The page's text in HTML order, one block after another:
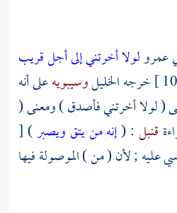
عمرولولا أخرتني إلى أجل قريب
الخليلوسيبويهعلى أنه
( لولا أخرتني فأصدق ) ومعنى (
قنبل : (إنه من يتق ويصبر) [
عليه ; لأن ( من ) الموصولة فيها